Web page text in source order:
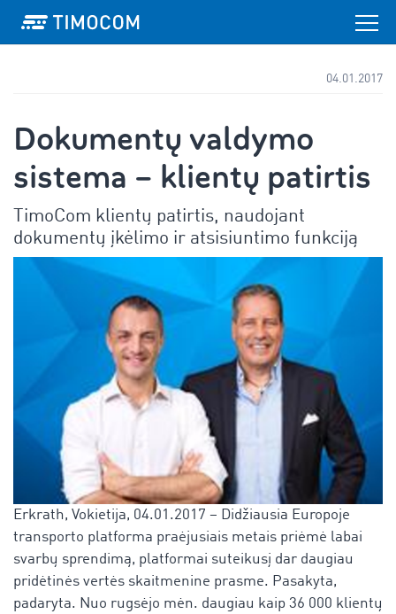
04.01.2017
Dokumentų valdymo
sistema – klientų patirtis
TimoCom klientų patirtis, naudojant
dokumentų įkėlimo ir atsisiuntimo funkciją
Erkrath, Vokietija, 04.01.2017 – Didžiausia Europoje
transporto platforma praėjusiais metais priėmė labai
svarbų sprendimą, platformai suteikusį dar daugiau
pridėtinės vertės skaitmenine prasme. Pasakyta,
padaryta. Nuo rugsėjo mėn. daugiau kaip 36 000 klientų